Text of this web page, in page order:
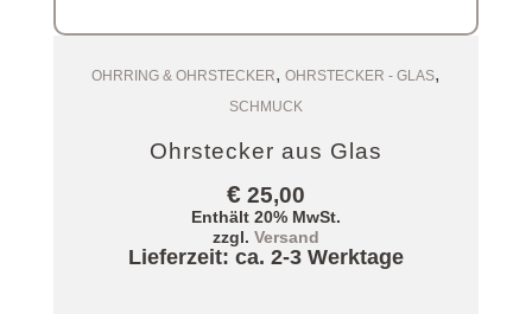
Zum Warenkorb
OHRRING & OHRSTECKER,OHRSTECKER - GLAS,
SCHMUCK
Ohrstecker aus Glas
€25,00
Enthält 20% MwSt.
zzgl. Versand
Lieferzeit: ca. 2-3 Werktage